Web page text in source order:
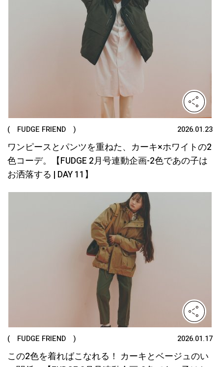
( FUDGE FRIEND ) 2026.01.23
ワンピースとパンツを重ねた、カーキ×ホワイトの2
色コーデ。【FUDGE 2月号連動企画-2色であの子は
お洒落する | DAY 11】
( FUDGE FRIEND ) 2026.01.17
この2色を着ればこなれる！ カーキとベージュのい